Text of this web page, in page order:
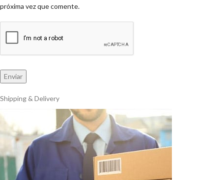
próxima vez que comente.
Shipping & Delivery